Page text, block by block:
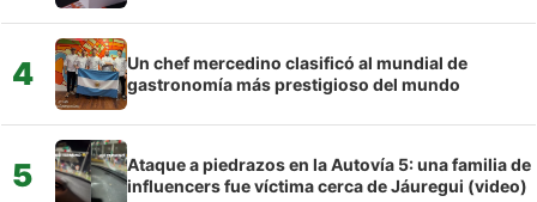
4
Un chef mercedino clasificó al mundial de
gastronomía más prestigioso del mundo
5
Ataque a piedrazos en la Autovía 5: una familia de
influencers fue víctima cerca de Jáuregui (video)